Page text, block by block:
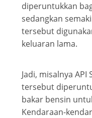
diperuntukkan
sedangkan
tersebut
keluaran lama.
Jadi, misalnya
tersebut
bakar bensin
Kendaraan-